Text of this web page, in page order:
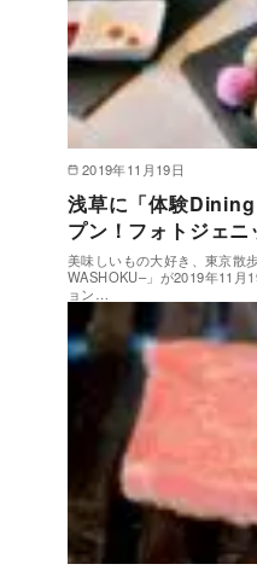
2019年11月19日
浅草に「体験
プン！フォトジェ
美味しいもの大好き、東京散
WASHOKU–」が2019年11月
ョン…